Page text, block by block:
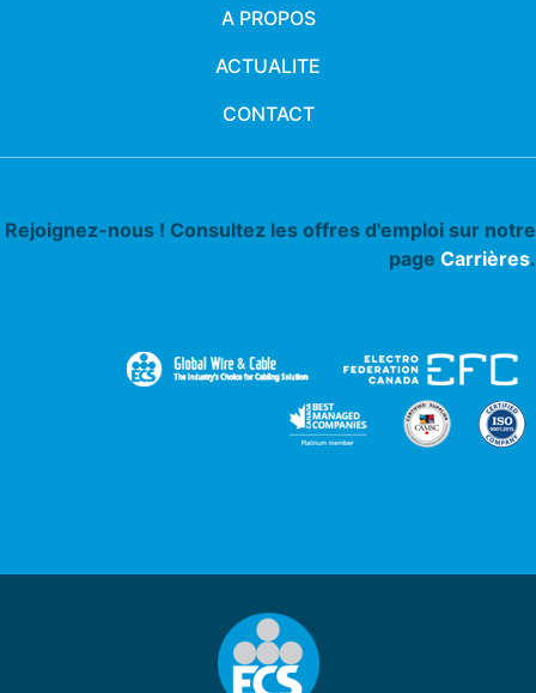
A PROPOS
ACTUALITE
CONTACT
Rejoignez-nous ! Consultez les offres d'emploi sur notre
page Carrières.